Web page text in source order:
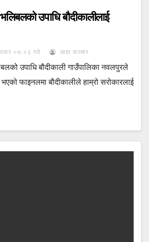
उपाधि बौदीकालीलाई
०७:०३ गते आहा सञ्चार
उपाधि बौदीकाली गाउँपालिका नवलपुरले
फाइनलमा बौदीकालीले हाम्रो सरोकारलाई